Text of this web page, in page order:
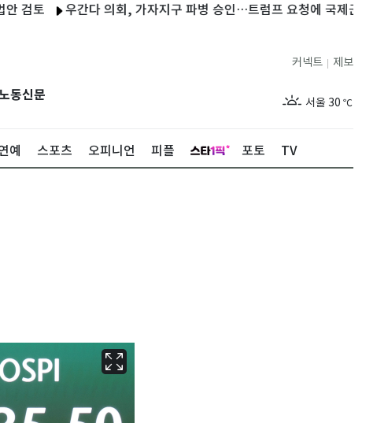
우간다 의회, 가자지구 파병 승인…트럼프 요청에 국제군 참여
동신문
제보
커넥트
서울 30 ℃
예 스포츠 오피니언 피플 포토 TV